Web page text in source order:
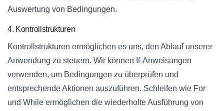
Auswertung von Bedingungen.
4. Kontrollstrukturen
Kontrollstrukturen ermöglichen es uns, den Ablauf unserer
Anwendung zu steuern. Wir können If-Anweisungen
verwenden, um Bedingungen zu überprüfen und
entsprechende Aktionen auszuführen. Schleifen wie For
und While ermöglichen die wiederholte Ausführung von